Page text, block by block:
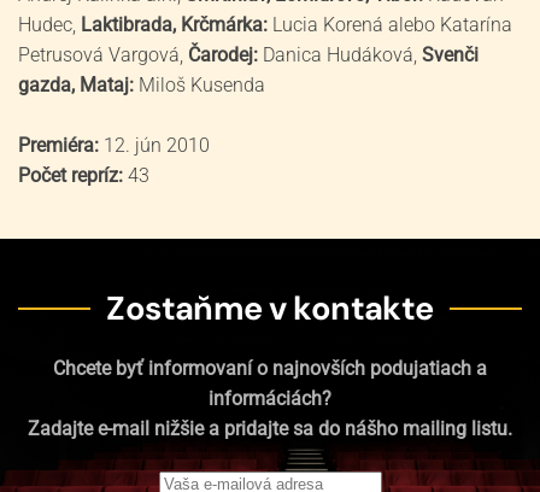
Hudec, Laktibrada, Krčmárka: Lucia Korená alebo Katarína
Petrusová Vargová, Čarodej: Danica Hudáková, Svenči
gazda, Mataj: Miloš Kusenda
Premiéra: 12. jún 2010
Počet repríz: 43
Zostaňme v kontakte
Chcete byť informovaní o najnovších podujatiach a
informáciách?
Zadajte e-mail nižšie a pridajte sa do nášho mailing listu.